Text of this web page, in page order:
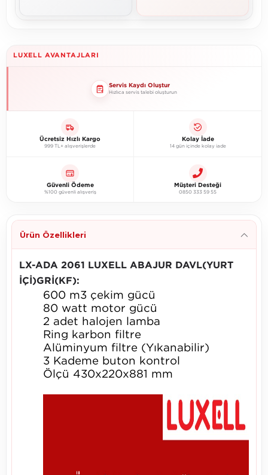
LUXELL AVANTAJLARI
Servis Kaydı Oluştur
Hızlıca servis talebi oluşturun
Ücretsiz Hızlı Kargo
999 TL+ alışverişlerde
Kolay İade
14 gün içinde kolay iade
Güvenli Ödeme
%100 güvenli alışveriş
Müşteri Desteği
0850 333 59 55
Ürün Özellikleri
LX-ADA 2061 LUXELL ABAJUR DAVL(YURT
İÇİ)GRİ(KF):
600 m3 çekim gücü
80 watt motor gücü
2 adet halojen lamba
Ring karbon filtre
Alüminyum filtre (Yıkanabilir)
3 Kademe buton kontrol
Ölçü 430x220x881 mm